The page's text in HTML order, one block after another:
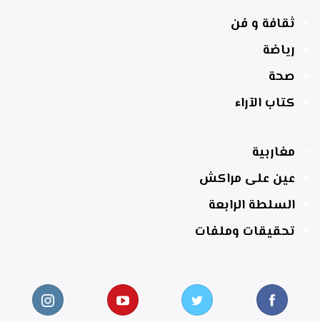
ثقافة و فن
رياضة
صحة
كتاب الآراء
مغاربية
عين على مراكش
السلطة الرابعة
تحقيقات وملفات